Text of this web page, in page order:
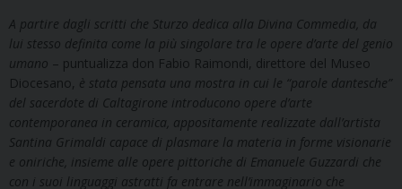
A partire dagli scritti che Sturzo dedica alla Divina Commedia, da
lui stesso definita come la più singolare tra le opere d’arte del genio
umano – puntualizza don Fabio Raimondi, direttore del Museo
Diocesano, è stata pensata una mostra in cui le “parole dantesche”
del sacerdote di Caltagirone introducono opere d’arte
contemporanea in ceramica, appositamente realizzate dall’artista
Santina Grimaldi capace di plasmare la materia in forme visionarie
e oniriche, insieme alle opere pittoriche di Emanuele Guzzardi che
con i suoi linguaggi astratti fa entrare nell’immaginario che